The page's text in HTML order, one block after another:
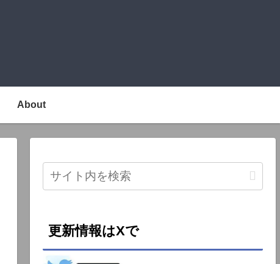
About
更新情報はXで